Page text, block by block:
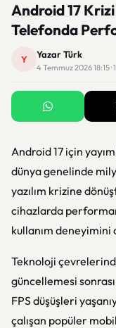
Android 17
Telefonda
Y Yazar Türk
4 Temmuz 2026 18:15 ·
Android 17 için
dünya genelinde
yazılım krizine
cihazlarda
kullanım
Teknoloji
güncellemesi
FPS düşüşleri
çalışan popüler